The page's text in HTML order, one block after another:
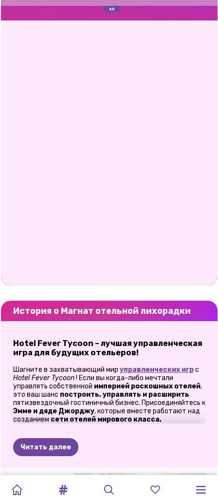
История о Магнат отельной лихорадки
Hotel Fever Tycoon – лучшая управленческая
игра для будущих отельеров!
Шагните в захватывающий мир управленческих игрс
Hotel Fever Tycoon! Если вы когда-либо мечтали
управлять собственной империей роскошных отелей,
это ваш шанс построить, управлять и расширить
пятизвездочный гостиничный бизнес. Присоединяйтесь к
Эмме и дяде Джорджу, которые вместе работают над
созданием сети отелей мирового класса,
магнатом гостиничного бизнеса
бесплатнои начните свое путешествие уже сегодня!
Управляйте и расширяйте свой отель— начните с
небольшого отеля
и превратите его в
процветающую
Читать далее
ЛЮБОВЬ
БОТАНИКА
ПУЗЫРЬКАМИ:
ДНЮ
ИГРА-
ОДЕВАЛКА
СИМУЛЯТОР
МИРА
ОДЕВАЛКА
ДНЕВНИК
МАМЫ:
ХОЗЯЕВА
КАФЕ